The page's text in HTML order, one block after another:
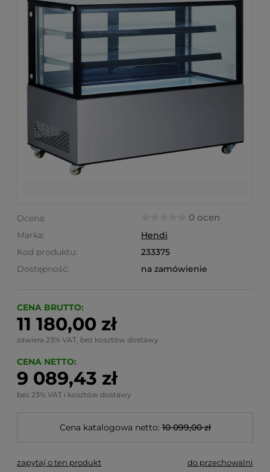
Ocena: 0 ocen
Marka:
Hendi
Kod produktu:
233375
Dostępność:
na zamówienie
CENA BRUTTO:
11 180,00 zł
zawiera 23% VAT, bez kosztów dostawy
CENA NETTO:
9 089,43 zł
bez 23% VAT i kosztów dostawy
Cena katalogowa netto: 10 099,00 zł
zapytaj o ten produkt do przechowalni